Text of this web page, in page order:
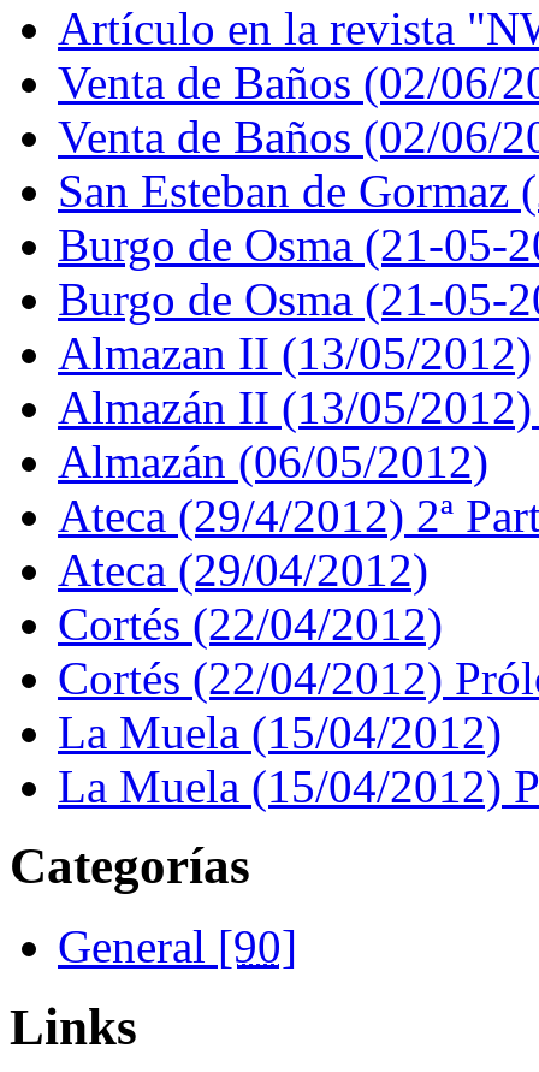
Artículo en la revista
Venta de Baños (02/06/
Venta de Baños (02/06/
San Esteban de Gormaz
Burgo de Osma (21-05-
Burgo de Osma (21-05-
Almazan II (13/05/2012)
Almazán II (13/05/
Almazán (06/05/2012)
Ateca (29/4/2012) 2ª
Ateca (29/04/2012)
Cortés (22/04/2012)
Cortés (22/04/2012)
La Muela (15/04/2012)
La Muela (15/04/2012)
Categorías
General [90]
Links